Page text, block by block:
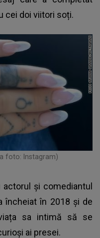
cei doi viitori soți.
foto: Instagram)
și comediantul
încheiat în 2018 și de
sa intimă să se
ai presei.